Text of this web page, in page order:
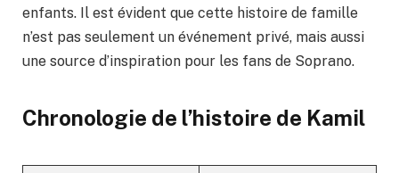
enfants. Il est évident que cette histoire de famille
n’est pas seulement un événement privé, mais aussi
une source d’inspiration pour les fans de Soprano.
Chronologie de l’histoire de Kamil